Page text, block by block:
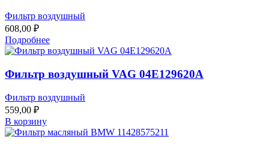
Фильтр воздушный
608,00 ₽
Подробнее
Фильтр воздушный VAG 04E129620A
Фильтр воздушный
559,00 ₽
В корзину